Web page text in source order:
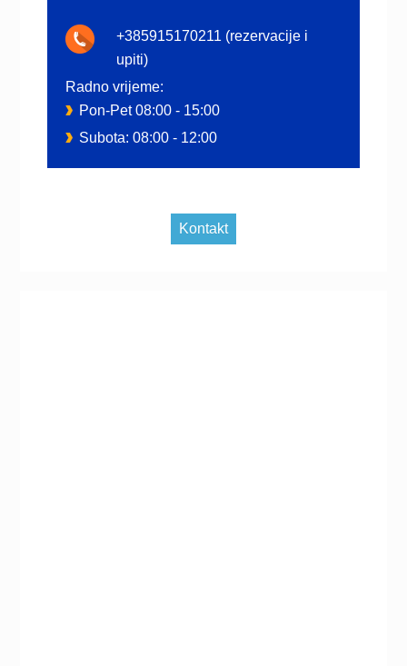
+385915170211 (rezervacije i
upiti)
Radno vrijeme:
Pon-Pet 08:00 - 15:00
Subota: 08:00 - 12:00
Kontakt